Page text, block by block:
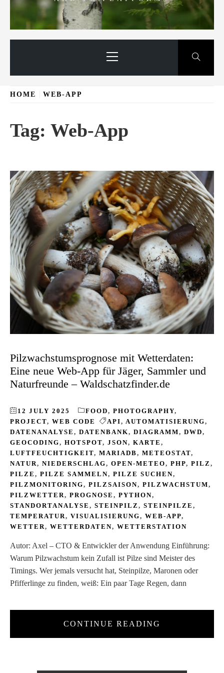
Menu
HOME WEB-APP
Tag: Web-App
Pilzwachstumsprognose mit Wetterdaten:
Eine neue Web-App für Jäger, Sammler und
Naturfreunde – Waldschatzfinder.de
12 JULY 2025 FOOD, PHOTOGRAPHY,
PROJECT, WEB CODE API, AUTOMATISIERUNG,
DATENANALYSE , DATENBANK, DIAGRAMM, DWD,
GEOCODING, HOTSPOT, JSON, KARTE ,
LUFTFEUCHTIGKEIT, MARIADB, METEOSTAT,
NATUR, NIEDERSCHLAG, OPEN-METEO, PHP, PILZ ,
PILZE , PILZE SAMMELN, PILZE SUCHEN,
PILZMONITORING, PILZSAISON, PILZWACHSTUM,
PILZWETTER, PROGNOSE , PYTHON,
STANDORTANALYSE , STEINPILZ , STEINPILZE ,
TEMPERATUR, VISUALISIERUNG, WEB-APP,
WETTER, WETTERDATEN, WETTERSTATION
Autor: Axel – CTO & Entwickler der Anwendung Einführung:
Warum Pilzwachstum kein Zufall ist Pilze sind Meister des
Timings. Wer jemals versucht hat, Steinpilze, Maronen oder
Pfifferlinge zu finden, weiß: Ein paar Tage Regen, dann
CONTINUE READING